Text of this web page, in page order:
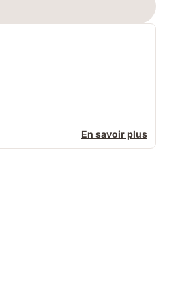
En savoir plus